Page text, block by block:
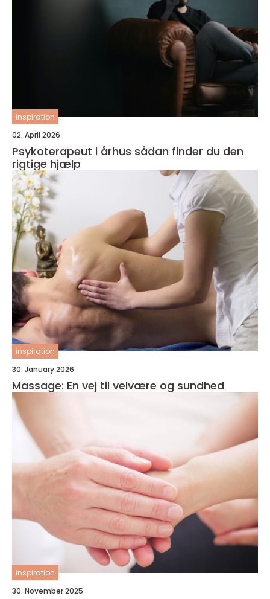
inspiration
02. April 2026
Psykoterapeut i århus sådan finder du den
rigtige hjælp
inspiration
30. January 2026
Massage: En vej til velvære og sundhed
inspiration
30. November 2025